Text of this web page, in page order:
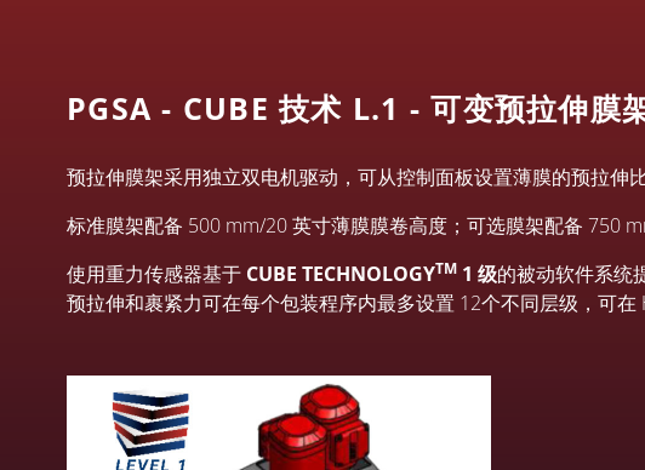
PGSA - CUBE 技术 L.1 - 可变预拉伸膜
预拉伸膜架采用独立双电机驱动，可从控制面板设置薄膜的预拉伸
标准膜架配备 500 mm/20 英寸薄膜膜卷高度；可选膜架配备 750
使用重力传感器基于 CUBE TECHNOLOGYTM 1 级的被动软件系统
预拉伸和裹紧力可在每个包装程序内最多设置 12个不同层级，可在